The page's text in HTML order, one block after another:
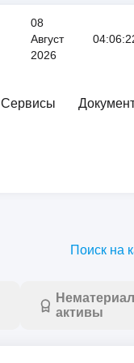
08
Август
2026
Сервисы
Поиск на
активы